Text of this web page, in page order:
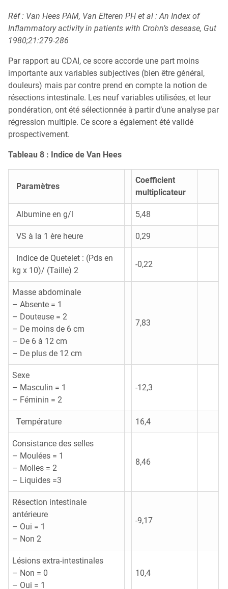
Réf : Van Hees PAM, Van Elteren PH et al : An Index of
Inflammatory activity in patients with Crohn’s desease, Gut
1980;21:279-286
Par rapport au CDAI, ce score accorde une part moins
importante aux variables subjectives (bien être général,
douleurs) mais par contre prend en compte la notion de
résections intestinale. Les neuf variables utilisées, et leur
pondération, ont été sélectionnée à partir d’une analyse par
régression multiple. Ce score a également été validé
prospectivement.
Tableau 8 : Indice de Van Hees
Paramètres
Coefficient
multiplicateur
Albumine en g/l 5,48
VS à la 1 ère heure 0,29
Indice de Quetelet : (Pds en
kg x 10)/ (Taille) 2
-0,22
Masse abdominale
– Absente = 1
– Douteuse = 2
– De moins de 6 cm
– De 6 à 12 cm
– De plus de 12 cm
7,83
Sexe
– Masculin = 1
– Féminin = 2
-12,3
Température 16,4
Consistance des selles
– Moulées = 1
– Molles = 2
– Liquides =3
8,46
Résection intestinale
antérieure
– Oui = 1
– Non 2
-9,17
Lésions extra-intestinales
– Non = 0
– Oui = 1
10,4
Motricité
Nutrition
Cellule d’Aide à la Recherche Clinique
Rectum et anus
Annuaire
Colobox
My MICI Book
Qu’est-ce que la coloscopie ?